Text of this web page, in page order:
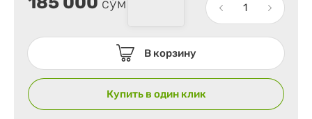
В корзину
Купить в один клик